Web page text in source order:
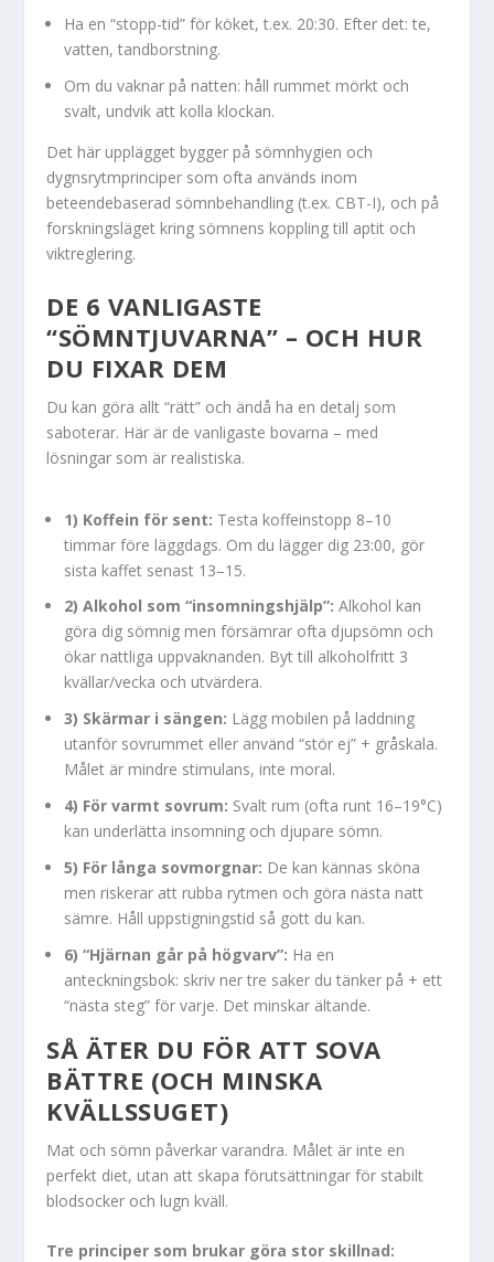
Ha en “stopp-tid” för köket, t.ex. 20:30. Efter det: te,
vatten, tandborstning.
Om du vaknar på natten: håll rummet mörkt och
svalt, undvik att kolla klockan.
Det här upplägget bygger på sömnhygien och
dygnsrytmprinciper som ofta används inom
beteendebaserad sömnbehandling (t.ex. CBT-I), och på
forskningsläget kring sömnens koppling till aptit och
viktreglering.
DE 6 VANLIGASTE
“SÖMNTJUVARNA” – OCH HUR
DU FIXAR DEM
Du kan göra allt “rätt” och ändå ha en detalj som
saboterar. Här är de vanligaste bovarna – med
lösningar som är realistiska.
1) Koffein för sent: Testa koffeinstopp 8–10
timmar före läggdags. Om du lägger dig 23:00, gör
sista kaffet senast 13–15.
2) Alkohol som “insomningshjälp”: Alkohol kan
göra dig sömnig men försämrar ofta djupsömn och
ökar nattliga uppvaknanden. Byt till alkoholfritt 3
kvällar/vecka och utvärdera.
3) Skärmar i sängen: Lägg mobilen på laddning
utanför sovrummet eller använd “stör ej” + gråskala.
Målet är mindre stimulans, inte moral.
4) För varmt sovrum: Svalt rum (ofta runt 16–19°C)
kan underlätta insomning och djupare sömn.
5) För långa sovmorgnar: De kan kännas sköna
men riskerar att rubba rytmen och göra nästa natt
sämre. Håll uppstigningstid så gott du kan.
6) “Hjärnan går på högvarv”: Ha en
anteckningsbok: skriv ner tre saker du tänker på + ett
“nästa steg” för varje. Det minskar ältande.
SÅ ÄTER DU FÖR ATT SOVA
BÄTTRE (OCH MINSKA
KVÄLLSSUGET)
Mat och sömn påverkar varandra. Målet är inte en
perfekt diet, utan att skapa förutsättningar för stabilt
blodsocker och lugn kväll.
Tre principer som brukar göra stor skillnad: